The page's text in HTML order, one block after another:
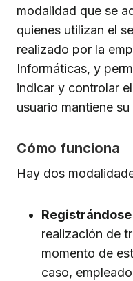
modalidad que se
quienes utilizan el
realizado por la
Informáticas, y
indicar y controlar
usuario mantiene
Cómo funciona
Hay dos
realización de
momento de
caso,